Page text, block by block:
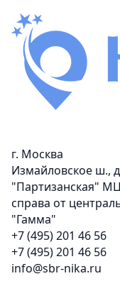
г. Москва
Измайловское ш.,
"Партизанская"
справа от
"Гамма"
+7 (495) 201 46 56
+7 (495) 201 46 56
info@sbr-nika.ru